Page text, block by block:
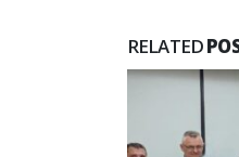
RELATED